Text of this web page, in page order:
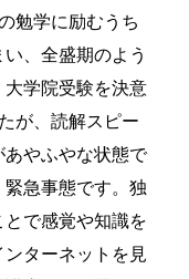
勉学に励むうち
、全盛期のよう
学院受験を決意
が、読解スピー
あやふやな状態で
急事態です。独
で感覚や知識を
ターネットを見